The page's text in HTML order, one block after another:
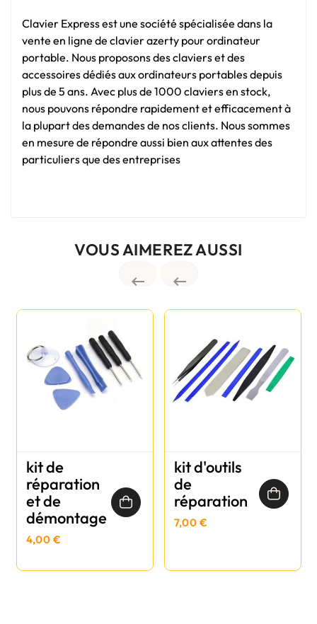
Clavier Express est une société spécialisée dans la
vente en ligne de clavier azerty pour ordinateur
portable. Nous proposons des claviers et des
accessoires dédiés aux ordinateurs portables depuis
plus de 5 ans. Avec plus de 1000 claviers en stock,
nous pouvons répondre rapidement et efficacement à
la plupart des demandes de nos clients. Nous sommes
en mesure de répondre aussi bien aux attentes des
particuliers que des entreprises
VOUS AIMEREZ AUSSI
 
kit de
réparation
et de
démontage
4,00 €
kit d'outils
de
réparation
7,00 €